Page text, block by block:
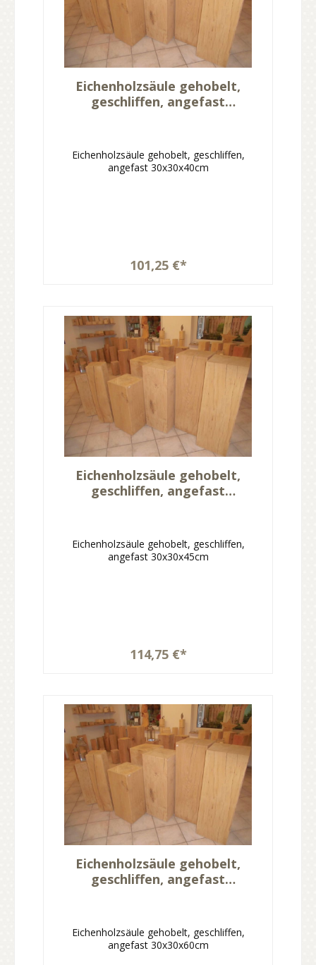
Eichenholzsäule gehobelt,
geschliffen, angefast
Eichenholzsäule gehobelt, geschliffen,
angefast 30x30x40cm
101,25 €*
Eichenholzsäule gehobelt,
geschliffen, angefast
Eichenholzsäule gehobelt, geschliffen,
angefast 30x30x45cm
114,75 €*
Eichenholzsäule gehobelt,
geschliffen, angefast
Eichenholzsäule gehobelt, geschliffen,
angefast 30x30x60cm